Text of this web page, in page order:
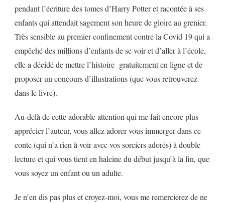
pendant l’écriture des tomes d’Harry Potter et racontée à ses
enfants qui attendait sagement son heure de gloire au grenier.
Très sensible au premier confinement contre la Covid 19 qui a
empêché des millions d’enfants de se voir et d’aller à l’école,
elle a décidé de mettre l’histoire gratuitement en ligne et de
proposer un concours d’illustrations (que vous retrouverez
dans le livre).
Au-delà de cette adorable attention qui me fait encore plus
apprécier l’auteur, vous allez adorer vous immerger dans ce
conte (qui n’a rien à voir avec vos sorciers adorés) à double
lecture et qui vous tient en haleine du début jusqu’à la fin, que
vous soyez un enfant ou un adulte.
Je n’en dis pas plus et croyez-moi, vous me remercierez de ne